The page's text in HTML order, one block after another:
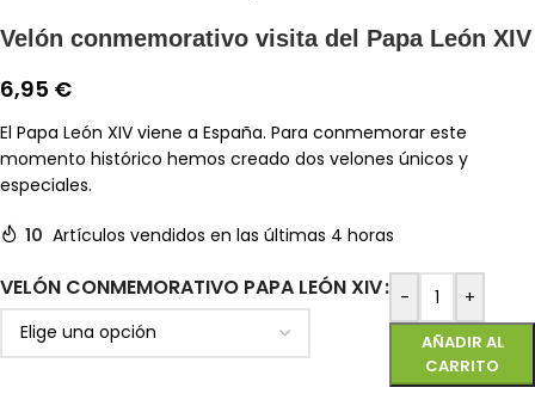
Velón conmemorativo visita del Papa León XIV
6,95 €
El Papa León XIV viene a España. Para conmemorar este
momento histórico hemos creado dos velones únicos y
especiales.
10 Artículos vendidos en las últimas 4 horas
VELÓN CONMEMORATIVO PAPA LEÓN XIV - +
AÑADIR AL
CARRITO